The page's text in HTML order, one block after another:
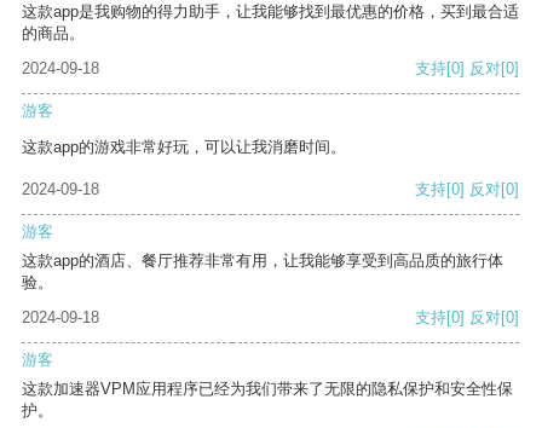
这款app是我购物的得力助手，让我能够找到最优惠的价格，买到最合适
的商品。
2024-09-18
支持[0] 反对[0]
游客
这款app的游戏非常好玩，可以让我消磨时间。
2024-09-18 支持[0] 反对[0]
游客
这款app的酒店、餐厅推荐非常有用，让我能够享受到高品质的旅行体
验。
2024-09-18
支持[0] 反对[0]
游客
这款加速器VPM应用程序已经为我们带来了无限的隐私保护和安全性保
护。